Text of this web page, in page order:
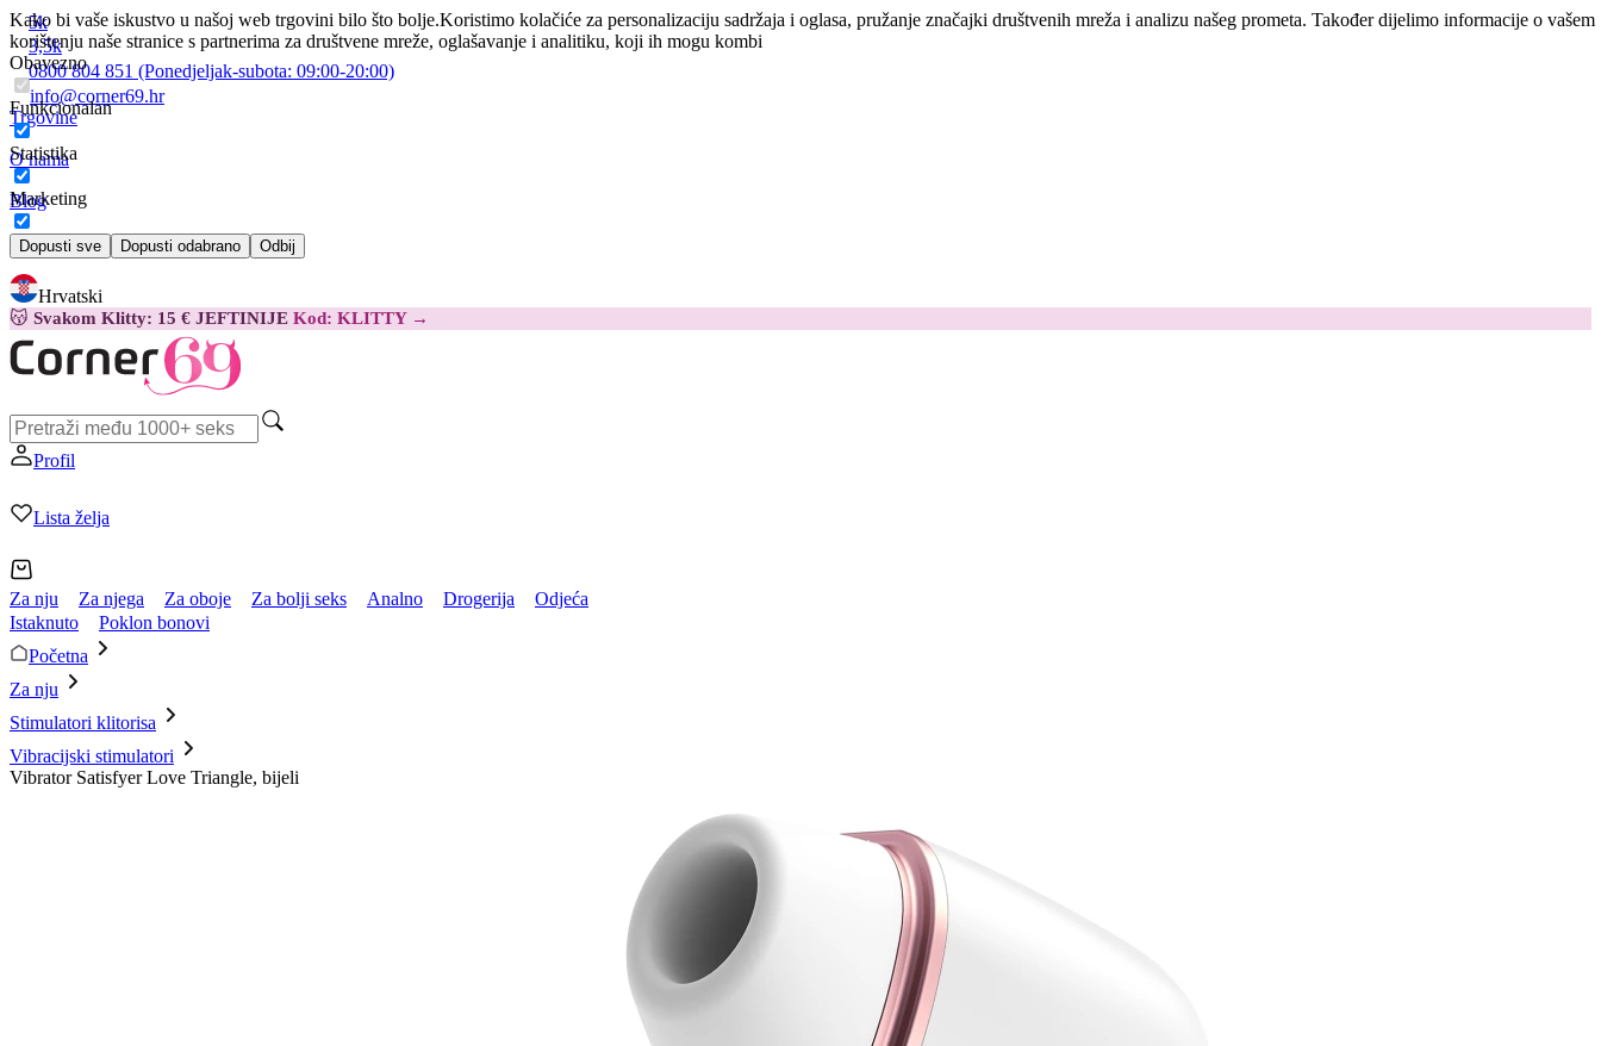
Kako bi vaše iskustvo u našoj web trgovini bilo što bolje.Koristimo kolačiće za personalizaciju sadržaja i oglasa, pružanje značajki društvenih mreža i analizu našeg prometa. Također dijelimo informacije o vašem
korištenju naše stranice s partnerima za društvene mreže, oglašavanje i analitiku, koji ih mogu kombi
Obavezno
Funkcionalan
Statistika
Marketing
Dopusti sve Dopusti odabrano Odbij
5k
3,5k
0800 804 851 (Ponedjeljak-subota: 09:00-20:00)
info@corner69.hr
Trgovine
O nama
Blog
Kontakt
Hrvatski
😽 Svakom Klitty: 15 € JEFTINIJE Kod: KLITTY →
Profil
Lista želja
Za nju Za njega Za oboje Za bolji seks Analno Drogerija
Odjeća
Istaknuto
Poklon bonovi
Početna
Za nju
Stimulatori klitorisa
Vibracijski stimulatori
Vibrator Satisfyer Love Triangle, bijeli